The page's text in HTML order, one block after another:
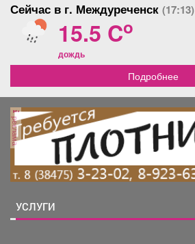
Сейчас в г. Междуреченск (17:13)
15.5 Co
дождь
Подробнее
реклама
УСЛУГИ